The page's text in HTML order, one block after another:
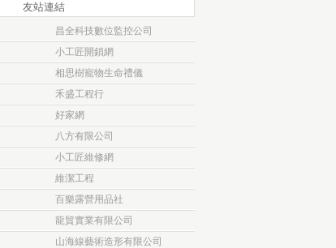
友站連結
昌全科技數位監控公司
小工匠開鎖網
相思樹寵物生命禮儀
禾盛工程行
好家網
八方有限公司
小工匠維修網
維潔工程
百樂露營用品社
龍貿實業有限公司
山海線藝術造形有限公司